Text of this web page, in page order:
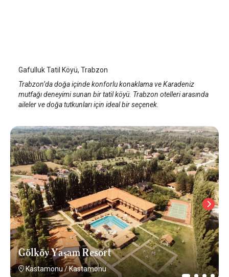
Gafulluk Tatil Köyü, Trabzon
Trabzon’da doğa içinde konforlu konaklama ve Karadeniz
mutfağı deneyimi sunan bir tatil köyü. Trabzon otelleri arasında
aileler ve doğa tutkunları için ideal bir seçenek.
Gölköy Yaşam Resort
Kastamonu /Kastamonu